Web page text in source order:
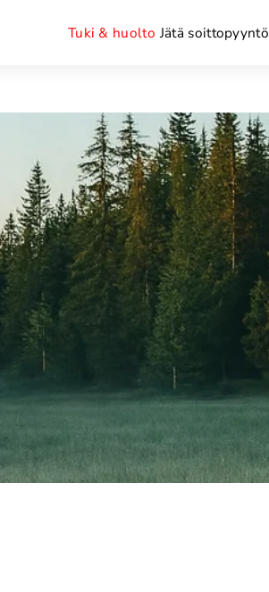
Tuki & huolto Jätä soittopyyntö